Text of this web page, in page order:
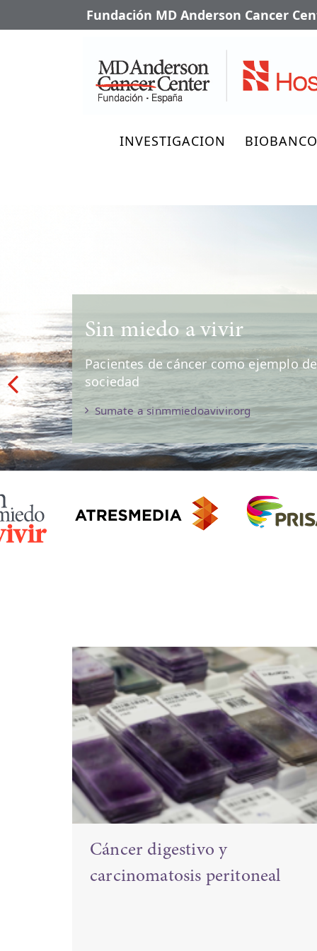
Fundación MD Anderson Cancer
INVESTIGACION BIOBANCO
Investiga por la vida
Tu punto de encuento con la
España, donde encontrarás cursos,
online, una manera de mantenerte
hacemos. ¡Únete a nosotros!
Conoce más sobre "Investiga por la vida"
Cáncer digestivo y
carcinomatosis peritoneal